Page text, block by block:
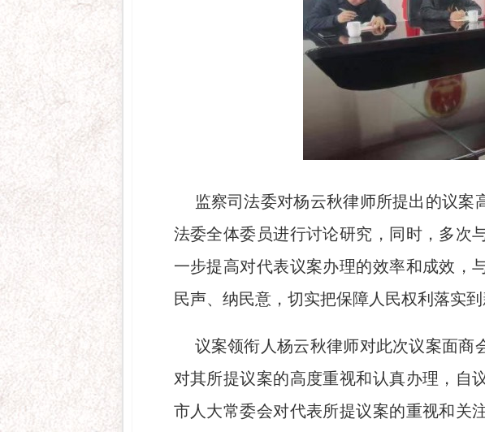
监察司法委对杨云秋律师所提出的议案
法委全体委员进行讨论研究，同时，多次
一步提高对代表议案办理的效率和成效，
民声、纳民意，切实把保障人民权利落实
议案领衔人杨云秋律师对此次议案面商
对其所提议案的高度重视和认真办理，自
市人大常委会对代表所提议案的重视和关